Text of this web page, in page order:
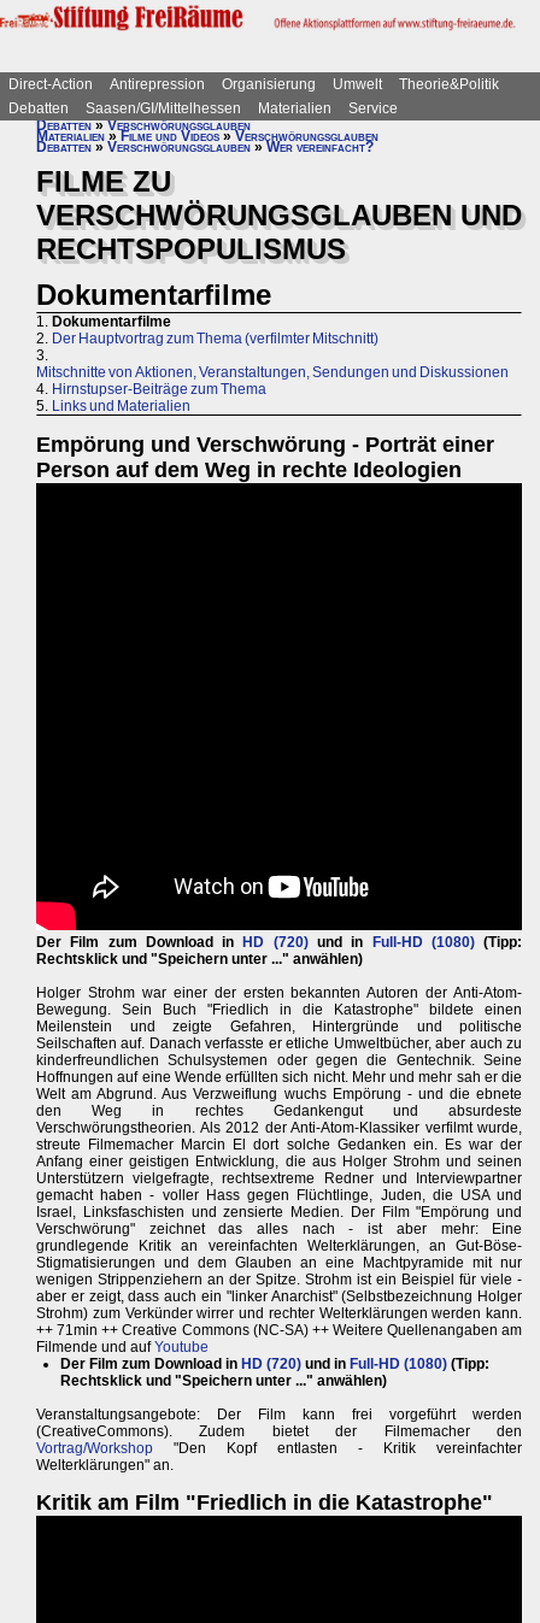
Direct-Action Antirepression Organisierung Umwelt
Theorie&Politik
Debatten
Saasen/GI/Mittelhessen Materialien
Service
Debatten»Verschwörungsglauben
Materialien » Filme und Videos » Verschwörungsglauben
Debatten » Verschwörungsglauben » Wer vereinfacht?
FILME ZU
VERSCHWÖRUNGSGLAUBEN UND
RECHTSPOPULISMUS
Dokumentarfilme
1. Dokumentarfilme
2. Der Hauptvortrag zum Thema (verfilmter Mitschnitt)
3.
Mitschnitte von Aktionen, Veranstaltungen, Sendungen und Diskussionen
4. Hirnstupser-Beiträge zum Thema
5. Links und Materialien
Empörung und Verschwörung - Porträt einer
Person auf dem Weg in rechte Ideologien
Der Film zum Download in HD (720)und in Full-HD (1080)(Tipp:
Rechtsklick und "Speichern unter ..." anwählen)
Holger Strohm war einer der ersten bekannten Autoren der Anti-Atom-
Bewegung. Sein Buch "Friedlich in die Katastrophe" bildete einen
Meilenstein und zeigte Gefahren, Hintergründe und politische
Seilschaften auf. Danach verfasste er etliche Umweltbücher, aber auch zu
kinderfreundlichen Schulsystemen oder gegen die Gentechnik. Seine
Hoffnungen auf eine Wende erfüllten sich nicht. Mehr und mehr sah er die
Welt am Abgrund. Aus Verzweiflung wuchs Empörung - und die ebnete
den Weg in rechtes Gedankengut und absurdeste
Verschwörungstheorien. Als 2012 der Anti-Atom-Klassiker verfilmt wurde,
streute Filmemacher Marcin El dort solche Gedanken ein. Es war der
Anfang einer geistigen Entwicklung, die aus Holger Strohm und seinen
Unterstützern vielgefragte, rechtsextreme Redner und Interviewpartner
gemacht haben - voller Hass gegen Flüchtlinge, Juden, die USA und
Israel, Linksfaschisten und zensierte Medien. Der Film "Empörung und
Verschwörung" zeichnet das alles nach - ist aber mehr: Eine
grundlegende Kritik an vereinfachten Welterklärungen, an Gut-Böse-
Stigmatisierungen und dem Glauben an eine Machtpyramide mit nur
wenigen Strippenziehern an der Spitze. Strohm ist ein Beispiel für viele -
aber er zeigt, dass auch ein "linker Anarchist" (Selbstbezeichnung Holger
Strohm) zum Verkünder wirrer und rechter Welterklärungen werden kann.
++ 71min ++ Creative Commons (NC-SA) ++ Weitere Quellenangaben am
Filmende und aufYoutube
Der Film zum Download in HD (720) und in Full-HD (1080) (Tipp:
Rechtsklick und "Speichern unter ..." anwählen)
Veranstaltungsangebote: Der Film kann frei vorgeführt werden
(CreativeCommons). Zudem bietet der Filmemacher den
Vortrag/Workshop "Den Kopf entlasten - Kritik vereinfachter
Welterklärungen" an.
Kritik am Film "Friedlich in die Katastrophe"